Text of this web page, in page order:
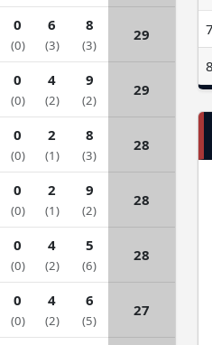
0
(0)
6
(3)
8
(3)
29
0
(0)
4
(2)
9
(2)
29
0
(0)
2
(1)
8
(3)
28
0
(0)
2
(1)
9
(2)
28
0
(0)
4
(2)
5
(6)
28
0
(0)
4
(2)
6
(5)
27
7
8